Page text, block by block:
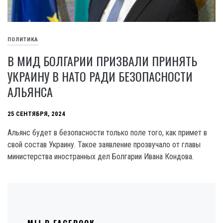
ПОЛИТИКА
В МИД БОЛГАРИИ ПРИЗВАЛИ ПРИНЯТЬ
УКРАИНУ В НАТО РАДИ БЕЗОПАСНОСТИ
АЛЬЯНСА
25 СЕНТЯБРЯ, 2024
Альянс будет в безопасности только поле того, как примет в
свой состав Украину. Такое заявление прозвучало от главы
министерства иностранных дел Болгарии Ивана Кондова.